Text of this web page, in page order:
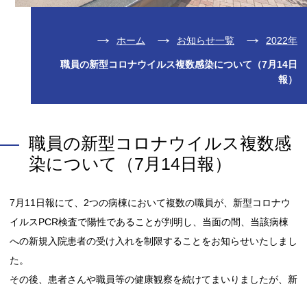
ホーム お知らせ一覧 2022年
職員の新型コロナウイルス複数感染について（7月14日
報）
職員の新型コロナウイルス複数感
染について（7月14日報）
7月11日報にて、2つの病棟において複数の職員が、新型コロナウ
イルスPCR検査で陽性であることが判明し、当面の間、当該病棟
への新規入院患者の受け入れを制限することをお知らせいたしまし
た。
その後、患者さんや職員等の健康観察を続けてまいりましたが、新